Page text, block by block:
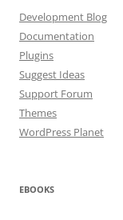
Development Blog
Documentation
Plugins
Suggest Ideas
Support Forum
Themes
WordPress Planet
EBOOKS